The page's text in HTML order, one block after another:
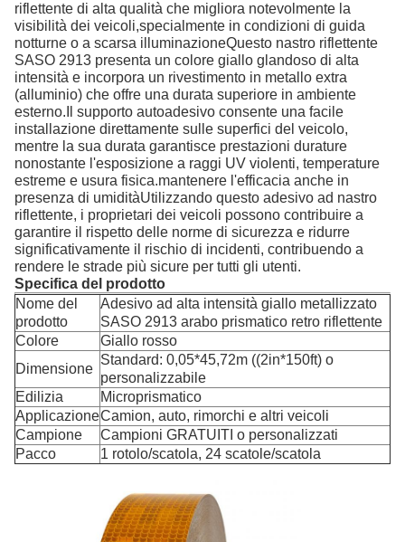
riflettente di alta qualità che migliora notevolmente la
visibilità dei veicoli,specialmente in condizioni di guida
notturne o a scarsa illuminazioneQuesto nastro riflettente
SASO 2913 presenta un colore giallo glandoso di alta
intensità e incorpora un rivestimento in metallo extra
(alluminio) che offre una durata superiore in ambiente
esterno.Il supporto autoadesivo consente una facile
installazione direttamente sulle superfici del veicolo,
mentre la sua durata garantisce prestazioni durature
nonostante l'esposizione a raggi UV violenti, temperature
estreme e usura fisica.mantenere l'efficacia anche in
presenza di umiditàUtilizzando questo adesivo ad nastro
riflettente, i proprietari dei veicoli possono contribuire a
garantire il rispetto delle norme di sicurezza e ridurre
significativamente il rischio di incidenti, contribuendo a
rendere le strade più sicure per tutti gli utenti.
Specifica del prodotto
Nome del
prodotto
Adesivo ad alta intensità giallo metallizzato
SASO 2913 arabo prismatico retro riflettente
Colore
Giallo rosso
Dimensione
Standard: 0,05*45,72m ((2in*150ft) o
personalizzabile
Edilizia
Microprismatico
ApplicazioneCamion, auto, rimorchi e altri veicoli
Campione
Campioni GRATUITI o personalizzati
Pacco
1 rotolo/scatola, 24 scatole/scatola